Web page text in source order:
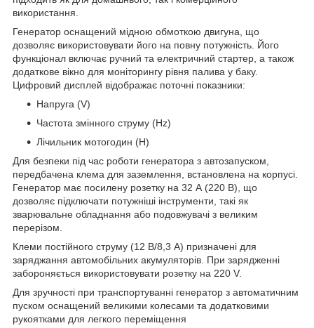
використання.
Генератор оснащений мідною обмоткою двигуна, що
дозволяє використовувати його на повну потужність. Його
функціонал включає ручний та електричний стартер, а також
додаткове вікно для моніторингу рівня палива у баку.
Цифровий дисплей відображає поточні показники:
Напруга (V)
Частота змінного струму (Hz)
Лічильник мотогодин (H)
Для безпеки під час роботи генератора з автозапуском,
передбачена клема для заземлення, встановлена на корпусі.
Генератор має посилену розетку на 32 А (220 В), що
дозволяє підключати потужніші інструменти, такі як
зварювальне обладнання або подовжувачі з великим
перерізом.
Клеми постійного струму (12 В/8,3 А) призначені для
заряджання автомобільних акумуляторів. При зарядженні
забороняється використовувати розетку на 220 V.
Для зручності при транспортуванні генератор з автоматичним
пуском оснащений великими колесами та додатковими
рукоятками для легкого переміщення